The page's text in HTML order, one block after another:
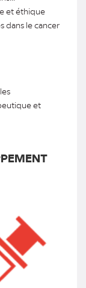
et éthique
dans le cancer
et